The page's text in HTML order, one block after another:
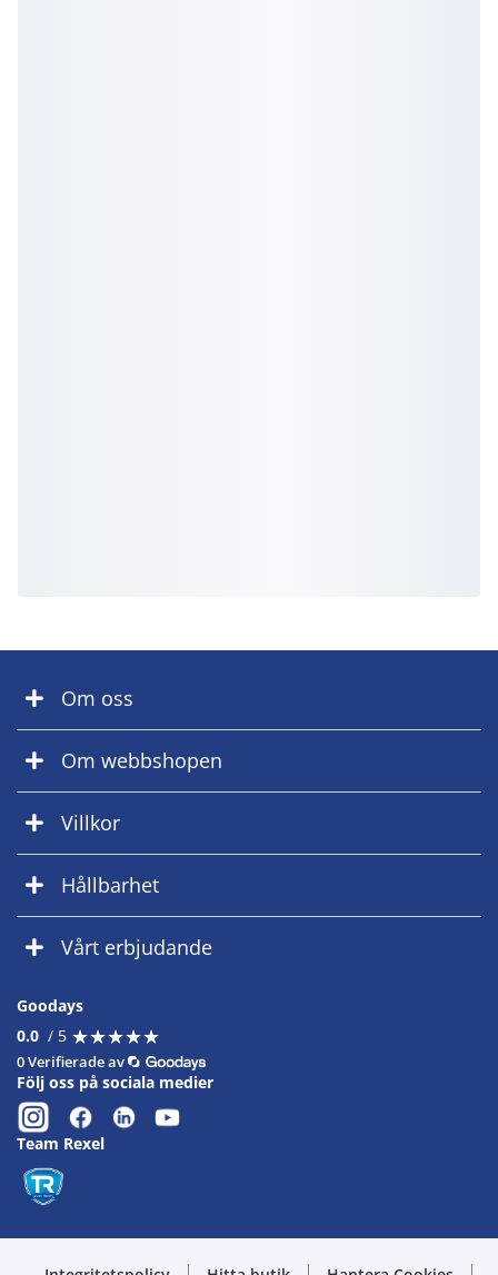
Om oss
Om webbshopen
Villkor
Hållbarhet
Vårt erbjudande
Goodays
0.0 / 5 ★★★★★
★★★★★
0 Verifierade av
Följ oss på sociala medier
Team Rexel